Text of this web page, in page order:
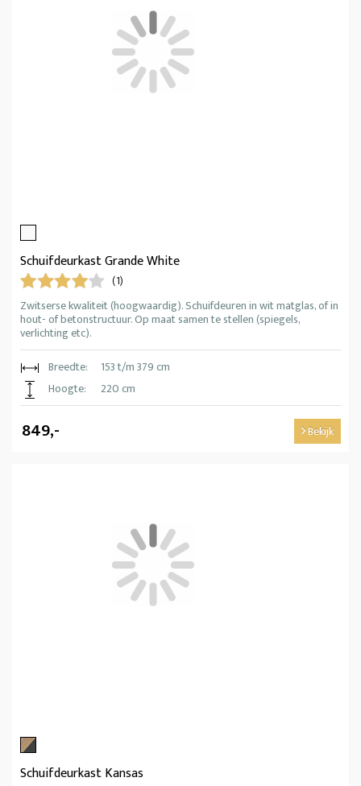
Schuifdeurkast Grande White
(1)
Zwitserse kwaliteit (hoogwaardig). Schuifdeuren in wit matglas, of in
hout- of betonstructuur. Op maat samen te stellen (spiegels,
verlichting etc).
Breedte:
153 t/m 379 cm
Hoogte:
220 cm
849,- Bekijk
Schuifdeurkast Kansas